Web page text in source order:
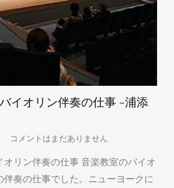
バイオリン伴奏の仕事 -浦添
コメントはまだありません
オリン伴奏の仕事 音楽教室のバイオ
伴奏の仕事でした。ニューヨークに